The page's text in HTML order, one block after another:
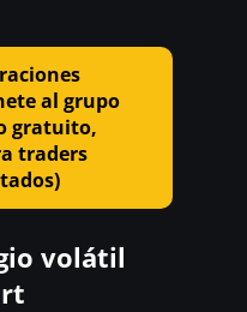
al grupo
gratuito,
traders
volátil